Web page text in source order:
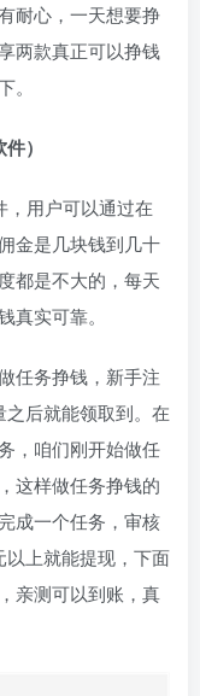
耐心，一天想要挣
两款真正可以挣钱
）
，用户可以通过在
金是几块钱到几十
都是不大的，每天
真实可靠。
任务挣钱，新手注
后就能领取到。在
，咱们刚开始做任
这样做任务挣钱的
成一个任务，审核
上就能提现，下面
亲测可以到账，真